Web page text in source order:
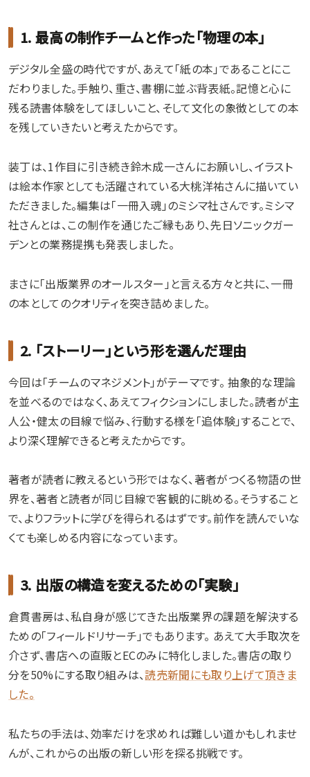
1. 最高の制作チームと作った「物理の本」
デジタル全盛の時代ですが、あえて「紙の本」であることにこ
だわりました。手触り、重さ、書棚に並ぶ背表紙。記憶と心に
残る読書体験をしてほしいこと、そして文化の象徴としての本
を残していきたいと考えたからです。
装丁は、1作目に引き続き鈴木成一さんにお願いし、イラスト
は絵本作家としても活躍されている大桃洋祐さんに描いてい
ただきました。編集は「一冊入魂」のミシマ社さんです。ミシマ
社さんとは、この制作を通じたご縁もあり、先日ソニックガー
デンとの業務提携も発表しました。
まさに「出版業界のオールスター」と言える方々と共に、一冊
の本としてのクオリティを突き詰めました。
2. 「ストーリー」という形を選んだ理由
今回は「チームのマネジメント」がテーマです。 抽象的な理論
を並べるのではなく、あえてフィクションにしました。読者が主
人公・健太の目線で悩み、行動する様を「追体験」することで、
より深く理解できると考えたからです。
著者が読者に教えるという形ではなく、著者がつくる物語の世
界を、著者と読者が同じ目線で客観的に眺める。そうすること
で、よりフラットに学びを得られるはずです。前作を読んでいな
くても楽しめる内容になっています。
3. 出版の構造を変えるための「実験」
倉貫書房は、私自身が感じてきた出版業界の課題を解決する
ための「フィールドリサーチ」でもあります。 あえて大手取次を
介さず、書店への直販とECのみに特化しました。書店の取り
分を50%にする取り組みは、読売新聞にも取り上げて頂きま
した。
私たちの手法は、効率だけを求めれば難しい道かもしれませ
んが、これからの出版の新しい形を探る挑戦です。